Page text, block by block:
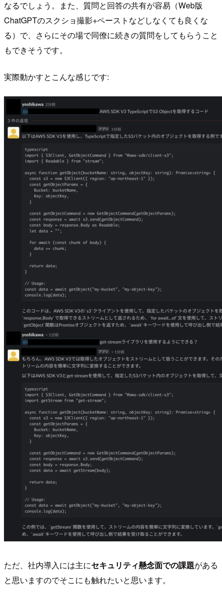
なるでしょう。また、質問と回答の共有が容易（Web版
ChatGPTのスクショ撮影+ペーストなどしなくても良くな
る）で、さらにその場で同僚に続きの質問をしてもらうこと
もできそうです。
実際動かすとこんな感じです:
ただ、社内導入には主にセキュリティ懸念面での課題がある
と思いますのでそこにも触れたいと思います。